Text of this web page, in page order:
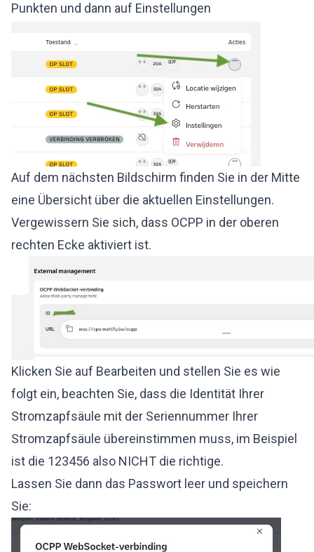
Punkten und dann auf Einstellungen
Auf dem nächsten Bildschirm finden Sie in der Mitte
eine Übersicht über die aktuellen Einstellungen.
Vergewissern Sie sich, dass OCPP in der oberen
rechten Ecke aktiviert ist.
Klicken Sie auf Bearbeiten und stellen Sie es wie
folgt ein, beachten Sie, dass die Identität Ihrer
Stromzapfsäule mit der Seriennummer Ihrer
Stromzapfsäule übereinstimmen muss, im Beispiel
ist die 123456 also NICHT die richtige.
Lassen Sie dann das Passwort leer und speichern
Sie: